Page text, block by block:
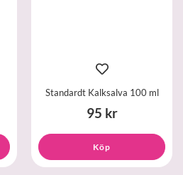
Standardt Kalksalva 100 ml
95 kr
Köp